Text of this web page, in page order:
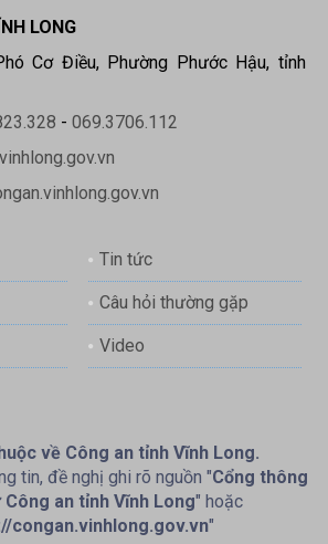
LONG
Cơ Điều, Phường Phước Hậu, tỉnh
- 069.3706.112
Tin tức
Câu hỏi thường gặp
Video
về Công an tỉnh Vĩnh Long.
tin, đề nghị ghi rõ nguồn "Cổng thông
an tỉnh Vĩnh Long" hoặc
congan.vinhlong.gov.vn"